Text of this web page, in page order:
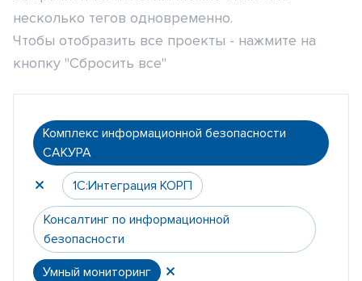
несколько тегов одновременно.
Чтобы отобразить все проекты - нажмите на
кнопку "Сбросить все"
Комплекс информационной безопасности
САКУРА
1С:Интеграция КОРП
Консалтинг по информационной
безопасности
Умный мониторинг